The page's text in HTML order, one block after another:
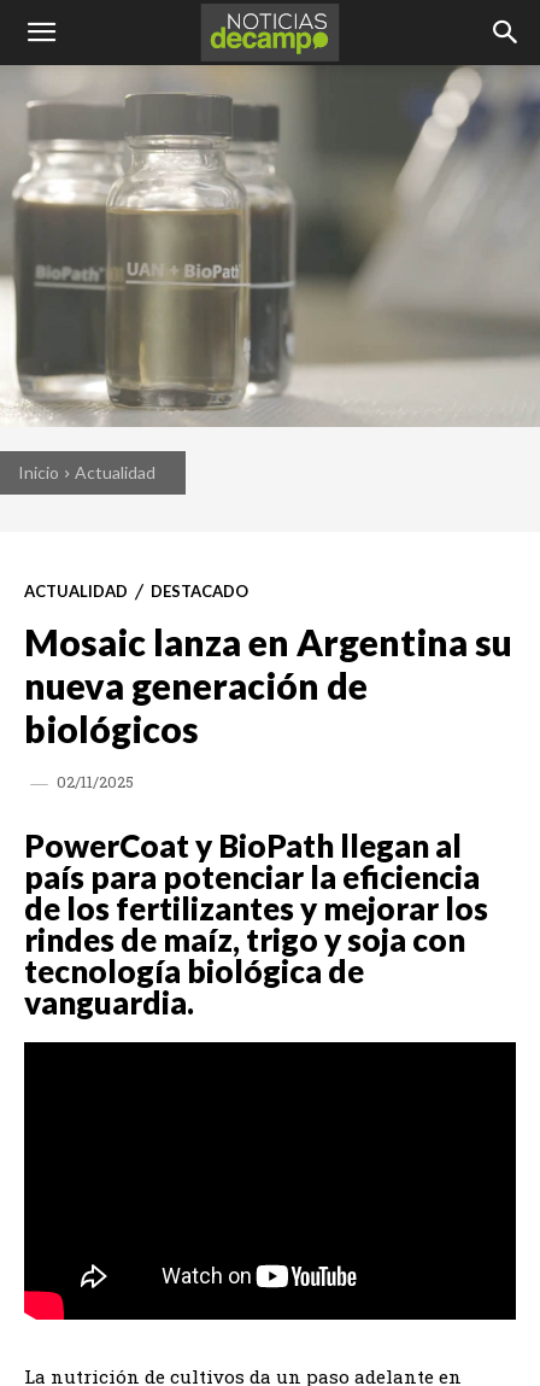
Inicio Actualidad
ACTUALIDAD DESTACADO
Mosaic lanza en Argentina su
nueva generación de
biológicos
02/11/2025
PowerCoat y BioPath llegan al
país para potenciar la eficiencia
de los fertilizantes y mejorar los
rindes de maíz, trigo y soja con
tecnología biológica de
vanguardia.
La nutrición de cultivos da un paso adelante en